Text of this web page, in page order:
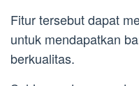
Fitur tersebut dapat
untuk mendapatkan
berkualitas.